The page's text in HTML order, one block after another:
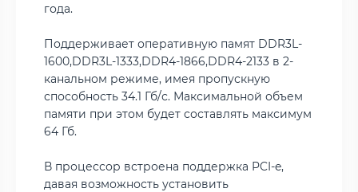
года.
Поддерживает оперативную памят DDR3L-
1600,DDR3L-1333,DDR4-1866,DDR4-2133 в 2-
канальном режиме, имея пропускную
способность 34.1 Гб/с. Максимальной объем
памяти при этом будет составлять максимум
64 Гб.
В процессор встроена поддержка PCI-e,
давая возможность установить